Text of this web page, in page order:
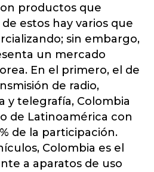
productos que
estos hay varios que
sin embargo,
un mercado
En el primero, el de
de radio,
y telegrafía, Colombia
de Latinoamérica con
de la participación.
Colombia es el
a aparatos de uso